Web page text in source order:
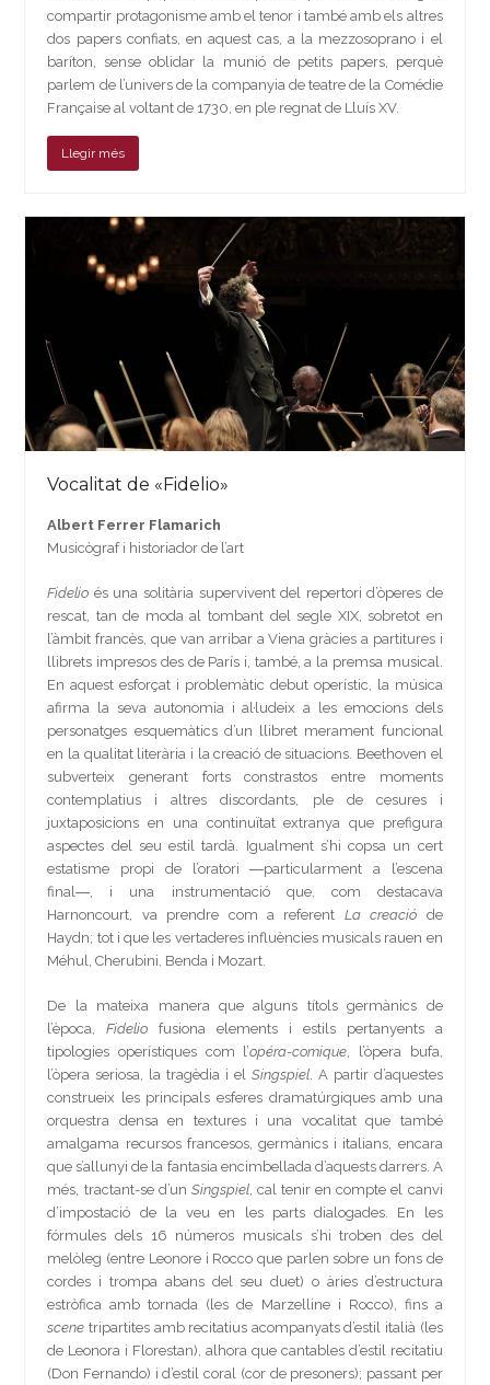
compartir protagonisme amb el tenor i també amb els altres
dos papers confiats, en aquest cas, a la mezzosoprano i el
baríton, sense oblidar la munió de petits papers, perquè
parlem de l’univers de la companyia de teatre de la Comédie
Française al voltant de 1730, en ple regnat de Lluís XV.
Llegir més
Vocalitat de «Fidelio»
Albert Ferrer Flamarich
Musicògraf i historiador de l’art
Fidelio és una solitària supervivent del repertori d’òperes de
rescat, tan de moda al tombant del segle XIX, sobretot en
l’àmbit francès, que van arribar a Viena gràcies a partitures i
llibrets impresos des de París i, també, a la premsa musical.
En aquest esforçat i problemàtic debut operístic, la música
afirma la seva autonomia i al·ludeix a les emocions dels
personatges esquemàtics d’un llibret merament funcional
en la qualitat literària i la creació de situacions. Beethoven el
subverteix generant forts constrastos entre moments
contemplatius i altres discordants, ple de cesures i
juxtaposicions en una continuïtat extranya que prefigura
aspectes del seu estil tardà. Igualment s’hi copsa un cert
estatisme propi de l’oratori ―particularment a l’escena
final―, i una instrumentació que, com destacava
Harnoncourt, va prendre com a referent La creació de
Haydn; tot i que les vertaderes influències musicals rauen en
Méhul, Cherubini, Benda i Mozart.
De la mateixa manera que alguns títols germànics de
l’època,Fidelio fusiona elements i estils pertanyents a
tipologies operístiques com l’opéra-comique, l’òpera bufa,
l’òpera seriosa, la tragèdia i el Singspiel. A partir d’aquestes
construeix les principals esferes dramatúrgiques amb una
orquestra densa en textures i una vocalitat que també
amalgama recursos francesos, germànics i italians, encara
que s’allunyi de la fantasia encimbellada d’aquests darrers. A
més, tractant-se d’un Singspiel, cal tenir en compte el canvi
d’impostació de la veu en les parts dialogades. En les
fórmules dels 16 números musicals s’hi troben des del
melòleg (entre Leonore i Rocco que parlen sobre un fons de
cordes i trompa abans del seu duet) o àries d’estructura
estròfica amb tornada (les de Marzelline i Rocco), fins a
scene tripartites amb recitatius acompanyats d’estil italià (les
de Leonora i Florestan), alhora que cantables d’estil recitatiu
(Don Fernando) i d’estil coral (cor de presoners); passant per